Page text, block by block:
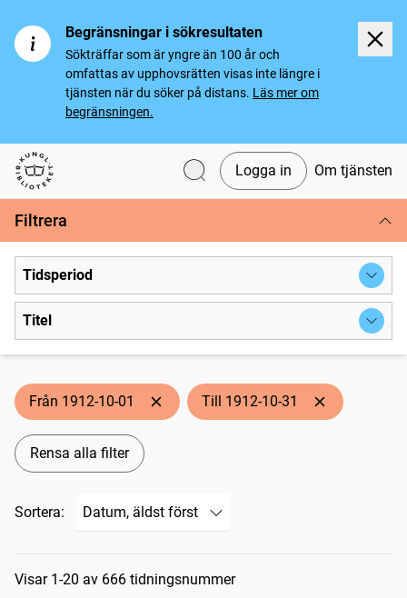
Begränsningar i sökresultaten
Sökträffar som är yngre än 100 år och
omfattas av upphovsrätten visas inte längre i
tjänsten när du söker på distans. Läs mer om
begränsningen.
Svenska tidningar
Logga in Om tjänsten
Filtrera
Tidsperiod
Titel
Från 1912-10-01 Till 1912-10-31
Rensa alla filter
Sortera:
Sökresultat
Visar 1-20 av 666 tidningsnummer